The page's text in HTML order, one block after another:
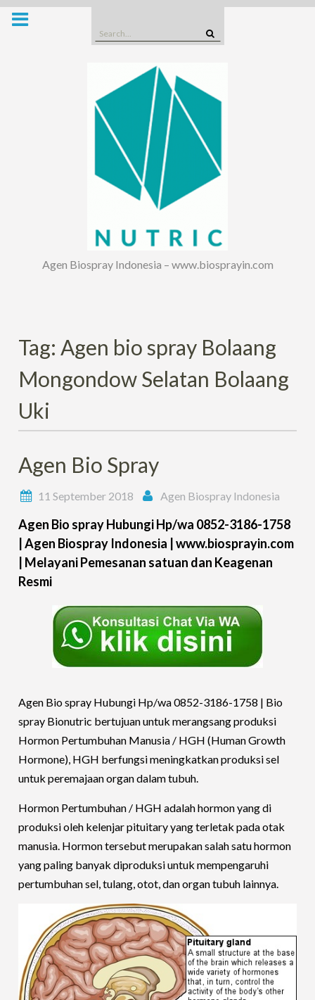
Skip
Search
for:
Agen Biospray Indonesia – www.biosprayin.com
Tag: Agen bio spray Bolaang
Mongondow Selatan Bolaang
Uki
Agen Bio Spray
11 September 2018 Agen Biospray Indonesia
Agen Bio spray Hubungi Hp/wa 0852-3186-1758
| Agen Biospray Indonesia | www.biosprayin.com
| Melayani Pemesanan satuan dan Keagenan
Resmi
Agen Bio spray Hubungi Hp/wa 0852-3186-1758 | Bio
spray Bionutric bertujuan untuk merangsang produksi
Hormon Pertumbuhan Manusia / HGH (Human Growth
Hormone), HGH berfungsi meningkatkan produksi sel
untuk peremajaan organ dalam tubuh.
Hormon Pertumbuhan / HGH adalah hormon yang di
produksi oleh kelenjar pituitary yang terletak pada otak
manusia. Hormon tersebut merupakan salah satu hormon
yang paling banyak diproduksi untuk mempengaruhi
pertumbuhan sel, tulang, otot, dan organ tubuh lainnya.